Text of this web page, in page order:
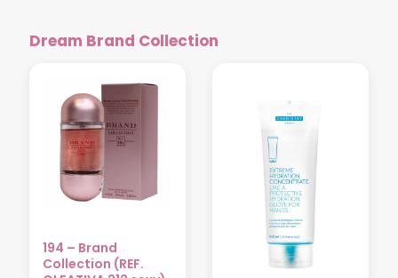
Dream Brand Collection
194 – Brand
Collection (REF.